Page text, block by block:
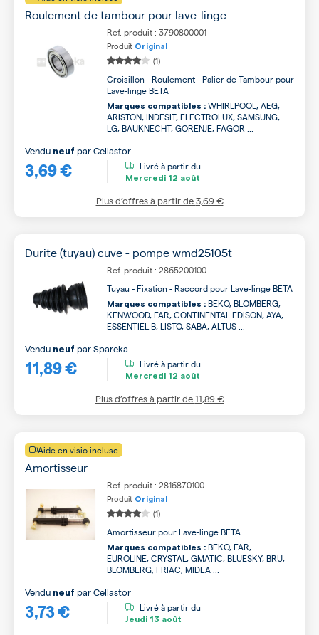
Roulement de tambour pour lave-linge
Ref. produit : 3790800001
Produit Original
(1)
Croisillon - Roulement - Palier de Tambour pour
Lave-linge BETA
Marques compatibles : WHIRLPOOL, AEG,
ARISTON, INDESIT, ELECTROLUX, SAMSUNG,
LG, BAUKNECHT, GORENJE, FAGOR ...
3,69 €
Vendu neuf parCellastor
Livré à partir du
Mercredi 12 août
Plus d’offres à partir de3,69 €
Durite (tuyau) cuve - pompe wmd25105t
Ref. produit : 2865200100
Tuyau - Fixation - Raccord pour Lave-linge BETA
Marques compatibles : BEKO, BLOMBERG,
KENWOOD, FAR, CONTINENTAL EDISON, AYA,
ESSENTIEL B, LISTO, SABA, ALTUS ...
11,89 €
Vendu neuf parSpareka
Livré à partir du
Mercredi 12 août
Plus d’offres à partir de11,89 €
Aide en visio incluse
Amortisseur
Ref. produit : 2816870100
Produit Original
(1)
Amortisseur pour Lave-linge BETA
Marques compatibles : BEKO, FAR,
EUROLINE, CRYSTAL, GMATIC, BLUESKY, BRU,
BLOMBERG, FRIAC, MIDEA ...
3,73 €
Vendu neuf parCellastor
Livré à partir du
Jeudi 13 août